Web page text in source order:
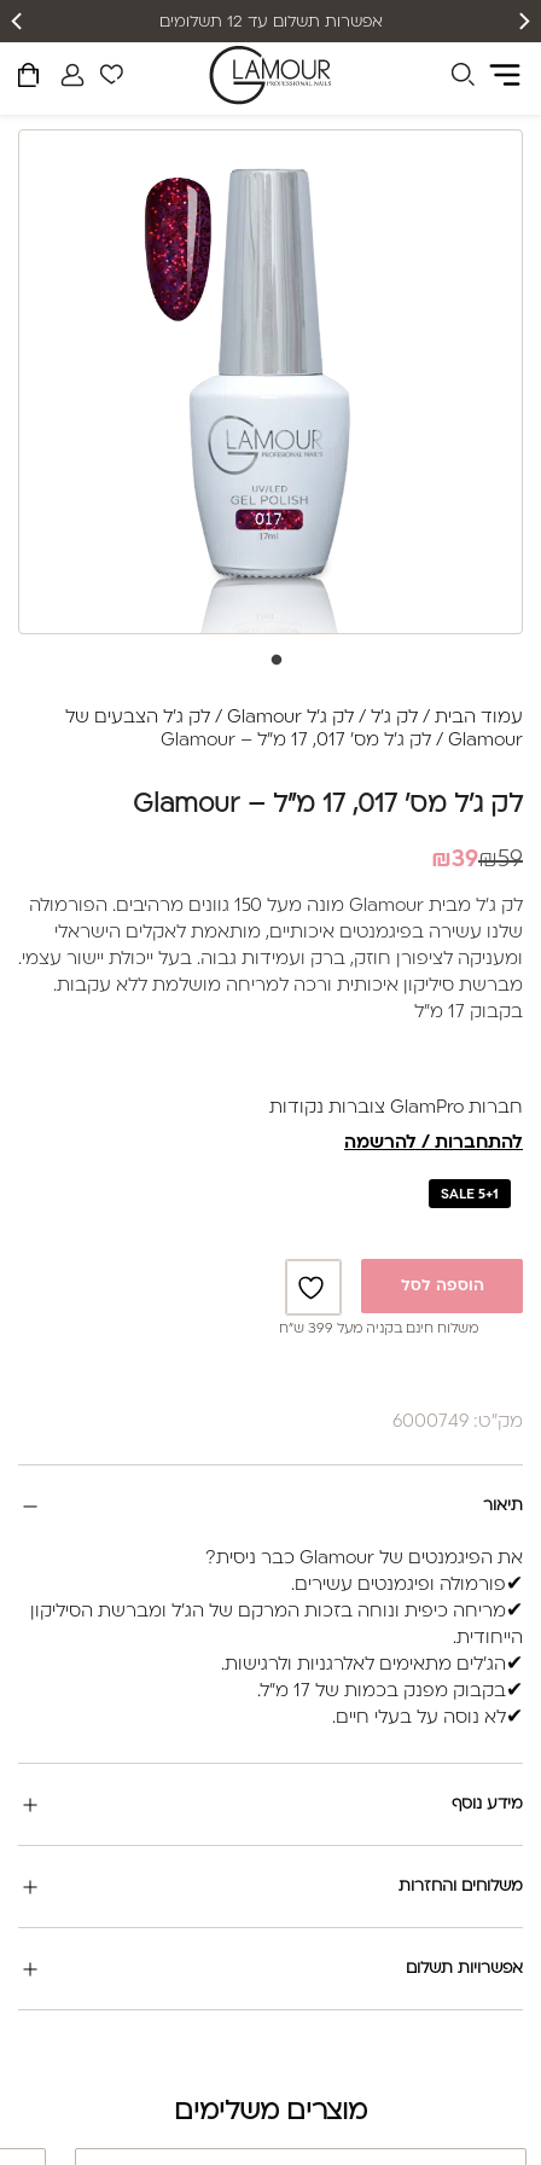
אפשרות תשלום עד 12 תשלומים
עמוד הבית / לק ג'ל / לק ג'ל Glamour / לק ג'ל הצבעים של
Glamour / לק ג'ל מס' 017, 17 מ"ל – Glamour
לק ג'ל מס' 017, 17 מ"ל – Glamour
₪59
המחיר
היה:
₪59.
₪39
המחיר
הוא:
₪39.
לק ג'ל מבית Glamour מונה מעל 150 גוונים מרהיבים. הפורמולה
שלנו עשירה בפיגמנטים איכותיים, מותאמת לאקלים הישראלי
ומעניקה לציפורן חוזק, ברק ועמידות גבוה. בעל ייכולת יישור עצמי.
מברשת סיליקון איכותית ורכה למריחה מושלמת ללא עקבות.
בקבוק 17 מ"ל
חברות GlamPro צוברות נקודות
להתחברות / להרשמה
SALE 5+1
הוספה לסל
משלוח חינם בקניה מעל 399 ש”ח
מק"ט: 6000749
תיאור
את הפיגמנטים של Glamour כבר ניסית?
✔פורמולה ופיגמנטים עשירים.
✔מריחה כיפית ונוחה בזכות המרקם של הג'ל ומברשת הסיליקון
הייחודית.
✔הג'לים מתאימים לאלרגניות ולרגישות.
✔בקבוק מפנק בכמות של 17 מ"ל.
✔לא נוסה על בעלי חיים.
מידע נוסף
משלוחים והחזרות
אפשרויות תשלום
מוצרים משלימים